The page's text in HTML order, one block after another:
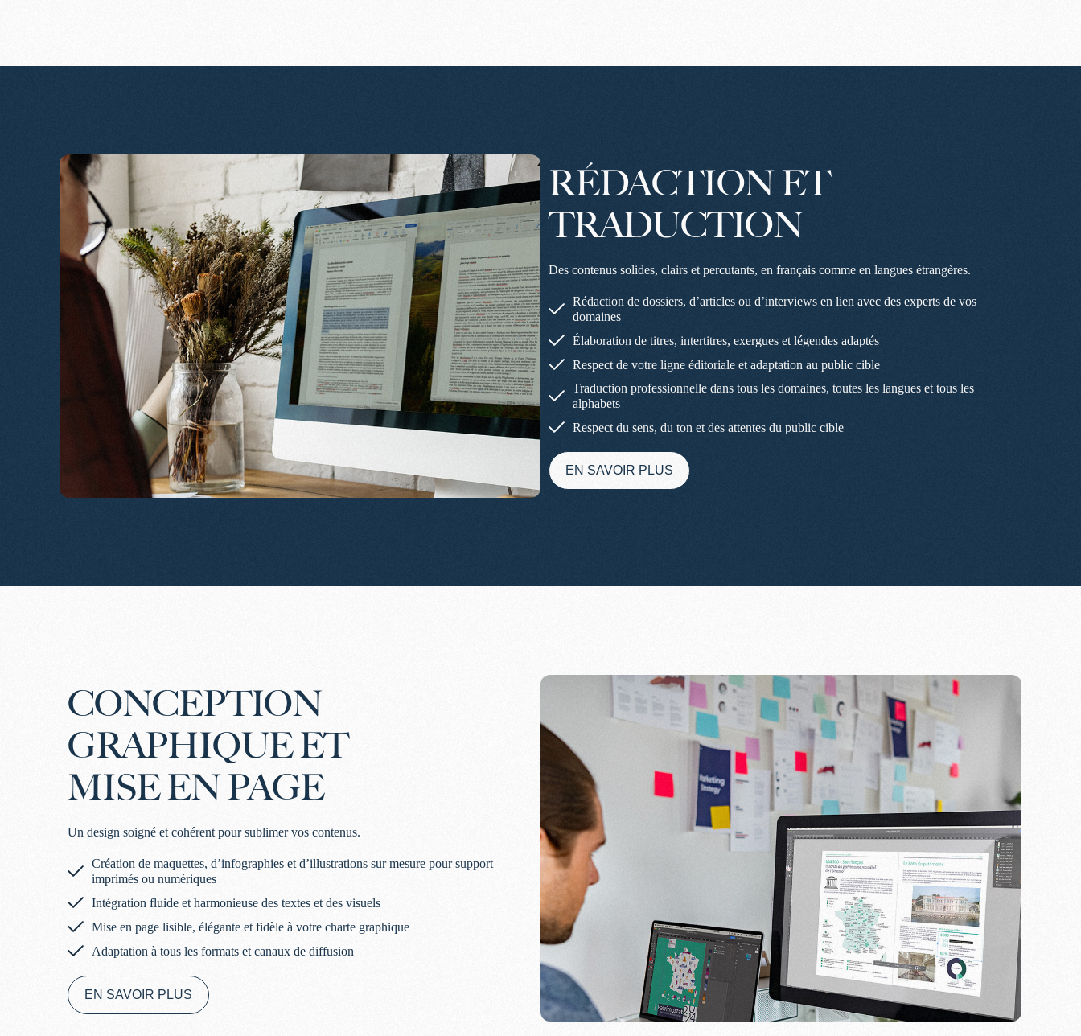
RÉDACTION ET
TRADUCTION
Des contenus solides, clairs et percutants, en français comme en langues étrangères.
Rédaction de dossiers, d’articles ou d’interviews en lien avec des experts de vos
domaines
Élaboration de titres, intertitres, exergues et légendes adaptés
Respect de votre ligne éditoriale et adaptation au public cible
Traduction professionnelle dans tous les domaines, toutes les langues et tous les
alphabets
Respect du sens, du ton et des attentes du public cible
EN SAVOIR PLUS
CONCEPTION
GRAPHIQUE ET
MISE EN PAGE
Un design soigné et cohérent pour sublimer vos contenus.
Création de maquettes, d’infographies et d’illustrations sur mesure pour support
imprimés ou numériques
Intégration fluide et harmonieuse des textes et des visuels
Mise en page lisible, élégante et fidèle à votre charte graphique
Adaptation à tous les formats et canaux de diffusion
EN SAVOIR PLUS